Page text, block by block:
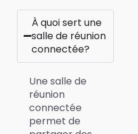
À quoi sert une
salle de réunion
connectée?
Une salle de
réunion
connectée
permet de